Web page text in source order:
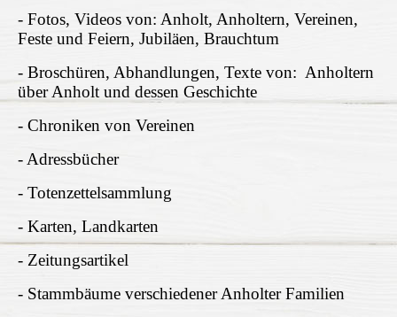
- Fotos, Videos von: Anholt, Anholtern, Vereinen,
Feste und Feiern, Jubiläen, Brauchtum
- Broschüren, Abhandlungen, Texte von: Anholtern
über Anholt und dessen Geschichte
- Chroniken von Vereinen
- Adressbücher
- Totenzettelsammlung
- Karten, Landkarten
- Zeitungsartikel
- Stammbäume verschiedener Anholter Familien